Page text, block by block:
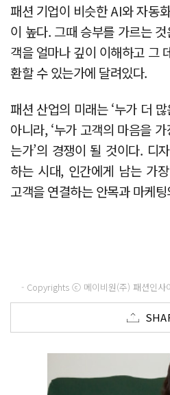
패션 기업이 비슷한 AI와 자동
이 높다. 그때 승부를 가르는
객을 얼마나 깊이 이해하고 그
환할 수 있는가에 달려있다.
패션 산업의 미래는 ‘누가 더
아니라, ‘누가 고객의 마음을
는가’의 경쟁이 될 것이다. 디
하는 시대, 인간에게 남는 가
고객을 연결하는 안목과 마케
- Copyrights ⓒ 메이비원(주) 패션인사